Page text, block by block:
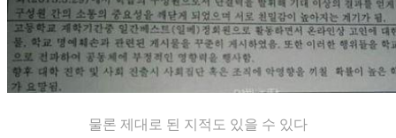
물론 제대로 된 지적도 있을 수 있다